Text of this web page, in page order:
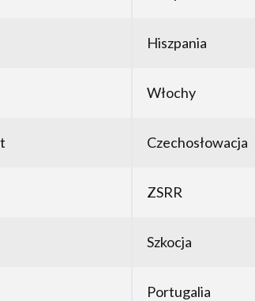
Hiszpania
Włochy
Czechosłowacja
ZSRR
Szkocja
Portugalia